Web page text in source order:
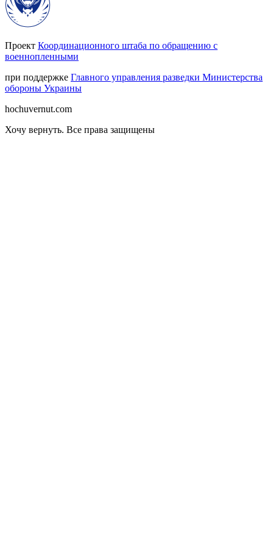
Проект Координационного штаба по обращению с
военнопленными
при поддержке Главного управления разведки Министерства
обороны Украины
hochuvernut.com
Хочу вернуть. Все права защищены